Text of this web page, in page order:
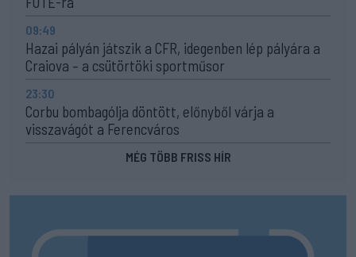
09:49
Hazai pályán játszik a CFR, idegenben lép pályára a
Craiova – a csütörtöki sportműsor
23:30
Corbu bombagólja döntött, előnyből várja a
visszavágót a Ferencváros
MÉG TÖBB FRISS HÍR